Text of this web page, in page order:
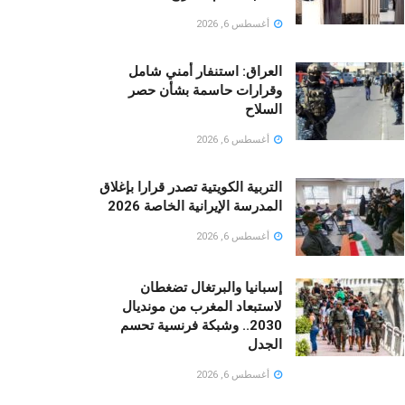
أغسطس 6, 2026
العراق: استنفار أمني شامل
وقرارات حاسمة بشأن حصر
السلاح
أغسطس 6, 2026
التربية الكويتية تصدر قرارا بإغلاق
المدرسة الإيرانية الخاصة 2026
أغسطس 6, 2026
إسبانيا والبرتغال تضغطان
لاستبعاد المغرب من مونديال
2030.. وشبكة فرنسية تحسم
الجدل
أغسطس 6, 2026